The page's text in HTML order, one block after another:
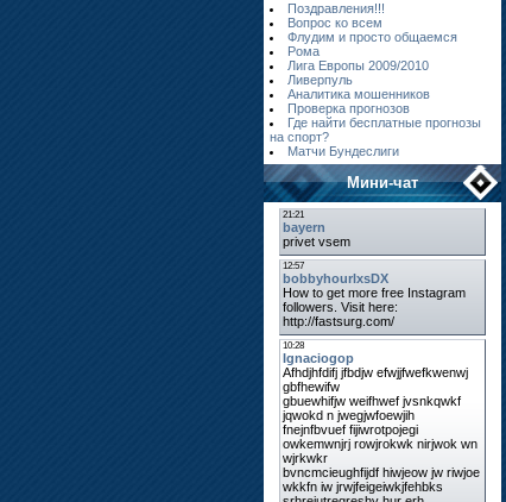
Поздравления!!!
Вопрос ко всем
Флудим и просто общаемся
Рома
Лига Европы 2009/2010
Ливерпуль
Аналитика мошенников
Проверка прогнозов
Где найти бесплатные прогнозы
на спорт?
Матчи Бундеслиги
Мини-чат